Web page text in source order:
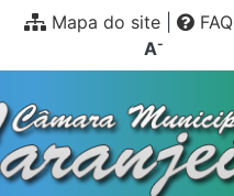
Mapa do site FAQ
A-